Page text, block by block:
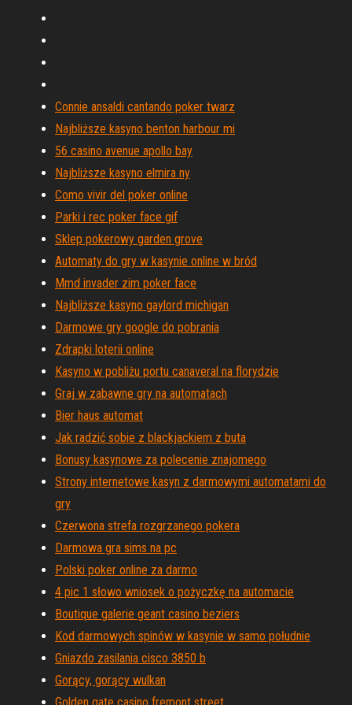
Connie ansaldi cantando poker twarz
Najbliższe kasyno benton harbour mi
56 casino avenue apollo bay
Najbliższe kasyno elmira ny
Como vivir del poker online
Parki i rec poker face gif
Sklep pokerowy garden grove
Automaty do gry w kasynie online w bród
Mmd invader zim poker face
Najbliższe kasyno gaylord michigan
Darmowe gry google do pobrania
Zdrapki loterii online
Kasyno w pobliżu portu canaveral na florydzie
Graj w zabawne gry na automatach
Bier haus automat
Jak radzić sobie z blackjackiem z buta
Bonusy kasynowe za polecenie znajomego
Strony internetowe kasyn z darmowymi automatami do
gry
Czerwona strefa rozgrzanego pokera
Darmowa gra sims na pc
Polski poker online za darmo
4 pic 1 słowo wniosek o pożyczkę na automacie
Boutique galerie geant casino beziers
Kod darmowych spinów w kasynie w samo południe
Gniazdo zasilania cisco 3850 b
Gorący, gorący wulkan